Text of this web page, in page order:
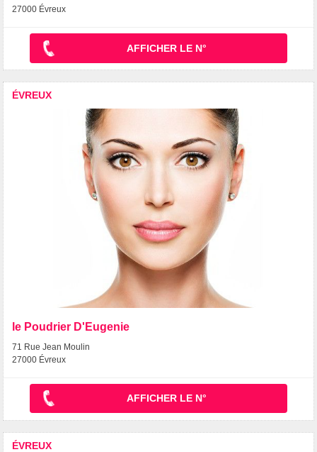
27000 Évreux
AFFICHER LE N°
ÉVREUX
le Poudrier D'Eugenie
71 Rue Jean Moulin
27000 Évreux
AFFICHER LE N°
ÉVREUX